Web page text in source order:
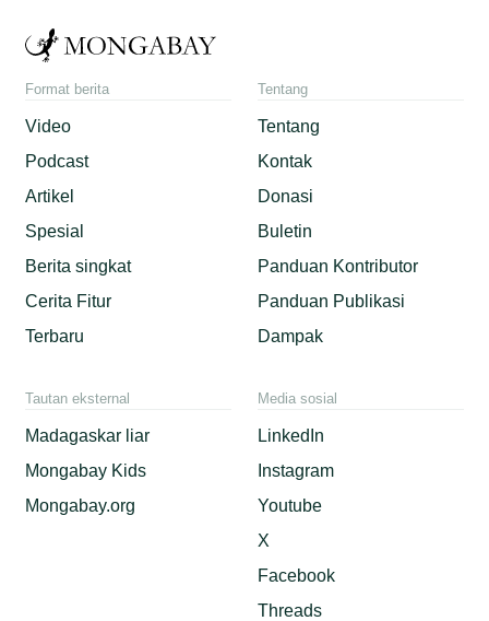
Format berita
Video
Podcast
Artikel
Spesial
Berita singkat
Cerita Fitur
Terbaru
Tentang
Tentang
Kontak
Donasi
Buletin
Panduan Kontributor
Panduan Publikasi
Dampak
Tautan eksternal
Madagaskar liar
Mongabay Kids
Mongabay.org
Media sosial
LinkedIn
Instagram
Youtube
X
Facebook
Threads